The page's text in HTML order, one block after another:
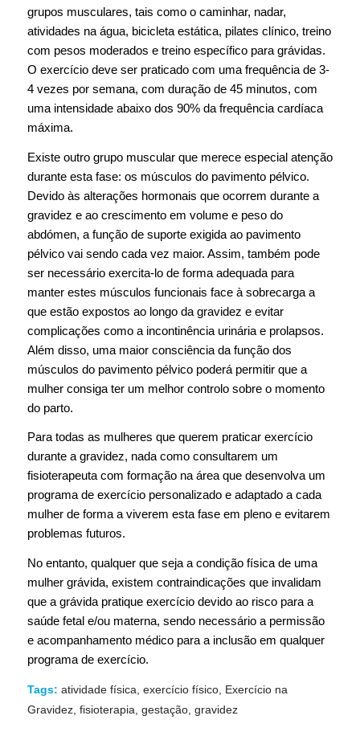
grupos musculares, tais como o caminhar, nadar,
atividades na água, bicicleta estática, pilates clínico, treino
com pesos moderados e treino específico para grávidas.
O exercício deve ser praticado com uma frequência de 3-
4 vezes por semana, com duração de 45 minutos, com
uma intensidade abaixo dos 90% da frequência cardíaca
máxima.
Existe outro grupo muscular que merece especial atenção
durante esta fase: os músculos do pavimento pélvico.
Devido às alterações hormonais que ocorrem durante a
gravidez e ao crescimento em volume e peso do
abdómen, a função de suporte exigida ao pavimento
pélvico vai sendo cada vez maior. Assim, também pode
ser necessário exercita-lo de forma adequada para
manter estes músculos funcionais face à sobrecarga a
que estão expostos ao longo da gravidez e evitar
complicações como a incontinência urinária e prolapsos.
Além disso, uma maior consciência da função dos
músculos do pavimento pélvico poderá permitir que a
mulher consiga ter um melhor controlo sobre o momento
do parto.
Para todas as mulheres que querem praticar exercício
durante a gravidez, nada como consultarem um
fisioterapeuta com formação na área que desenvolva um
programa de exercício personalizado e adaptado a cada
mulher de forma a viverem esta fase em pleno e evitarem
problemas futuros.
No entanto, qualquer que seja a condição física de uma
mulher grávida, existem contraindicações que invalidam
que a grávida pratique exercício devido ao risco para a
saúde fetal e/ou materna, sendo necessário a permissão
e acompanhamento médico para a inclusão em qualquer
programa de exercício.
Tags: atividade física exercício físico,
Exercício na
Gravidez, fisioterapia gestação, gravidez